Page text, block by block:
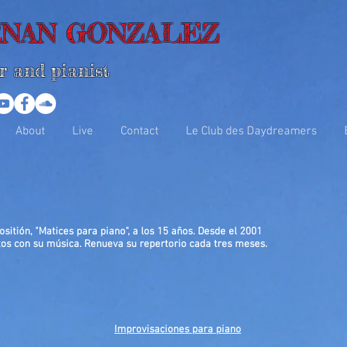
GONZALEZ
and pianist
About Live Contact Le Club des Daydreamers
"Matices para piano", a los 15 años. Desde el 2001
con su música. Renueva su repertorio cada tres meses.
Improvisaciones para piano